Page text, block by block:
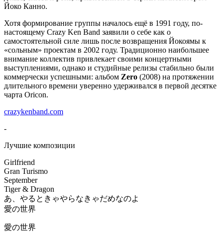
Йоко Канно.
Хотя формирование группы началось ещё в 1991 году, по-
настоящему Crazy Ken Band заявили о себе как о
самостоятельной силе лишь после возвращения Йокоямы к
«сольным» проектам в 2002 году. Традиционно наибольшее
внимание коллектив привлекает своими концертными
выступлениями, однако и студийные релизы стабильно были
коммерчески успешными: альбом Zero (2008) на протяжении
длительного времени уверенно удерживался в первой десятке
чарта Oricon.
crazykenband.com
-
Лучшие композиции
Girlfriend
Gran Turismo
September
Tiger & Dragon
あ、やるときゃやらなきゃだめなのよ
愛の世界
愛の世界